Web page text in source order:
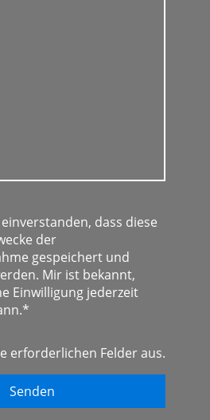
dass diese
der
gespeichert und
Mir ist bekannt,
Einwilligung jederzeit
erforderlichen Felder aus.
Senden